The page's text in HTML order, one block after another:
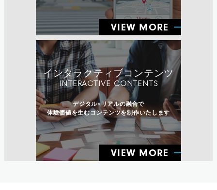
VIEW MORE
インタラクティブコンテンツ
INTERACTIVE CONTENTS
デジタル×リアルの融合で
体験価値を生むコンテンツを制作いたします
VIEW MORE